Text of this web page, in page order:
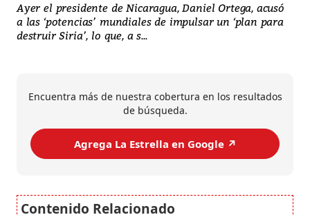
Ayer el presidente de Nicaragua, Daniel Ortega, acusó
a las ‘potencias’ mundiales de impulsar un ‘plan para
destruir Siria’, lo que, a s...
Encuentra más de nuestra cobertura en los resultados
de búsqueda.
Agrega La Estrella en Google ↗️